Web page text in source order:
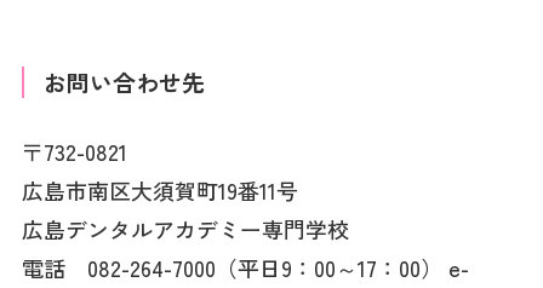
お問い合わせ先
〒732-0821
広島市南区大須賀町19番11号
広島デンタルアカデミー専門学校
電話 082-264-7000（平日9：00～17：00） e-